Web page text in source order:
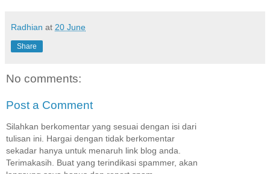
Radhian at 20 June
Share
No comments:
Post a Comment
Silahkan berkomentar yang sesuai dengan isi dari
tulisan ini. Hargai dengan tidak berkomentar
sekadar hanya untuk menaruh link blog anda.
Terimakasih. Buat yang terindikasi spammer, akan